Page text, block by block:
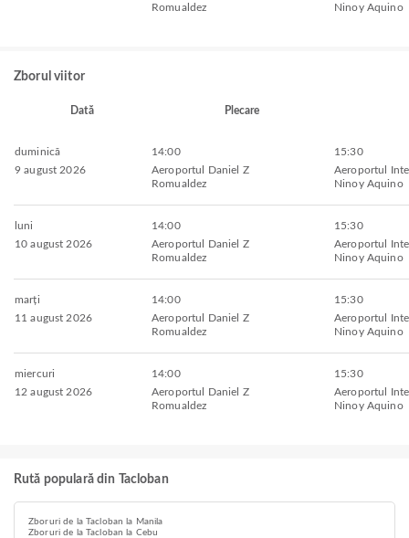
Romualdez
Ninoy Aquino
Zborul viitor
Dată Plecare
duminică
9 august 2026
14:00
Aeroportul Daniel Z
Romualdez
15:30
Aeroportul
Ninoy Aquino
luni
10 august 2026
14:00
Aeroportul Daniel Z
Romualdez
15:30
Aeroportul
Ninoy Aquino
marți
11 august 2026
14:00
Aeroportul Daniel Z
Romualdez
15:30
Aeroportul
Ninoy Aquino
miercuri
12 august 2026
14:00
Aeroportul Daniel Z
Romualdez
15:30
Aeroportul
Ninoy Aquino
Rută populară din Tacloban
Zboruri de la Tacloban la Manila
Zboruri de la Tacloban la Cebu